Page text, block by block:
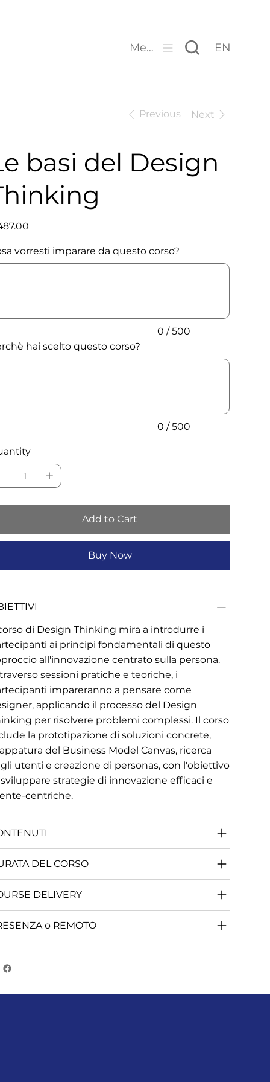
Menu EN
Previous Next
basi del Design
vorresti imparare da questo corso?
0 / 500
hai scelto questo corso?
0 / 500
Add to Cart
Buy Now
di Design Thinking mira a introdurre i
ai principi fondamentali di questo
all'innovazione centrato sulla persona.
sessioni pratiche e teoriche, i
impareranno a pensare come
applicando il processo del Design
per risolvere problemi complessi. Il corso
la prototipazione di soluzioni concrete,
del Business Model Canvas, ricerca
utenti e creazione di personas, con l'obiettivo
strategie di innovazione efficaci e
centriche.
DEL CORSO
DELIVERY
o REMOTO